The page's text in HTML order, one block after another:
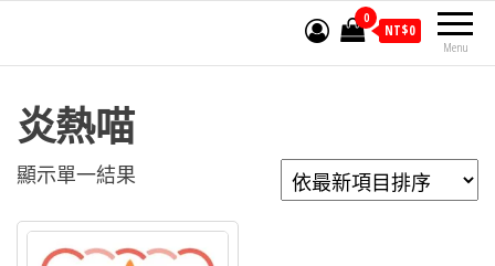
Menu
0
NT$0
炎熱喵
顯示單一結果